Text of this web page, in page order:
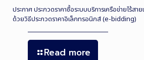
ประกาศ ประกวดราคาซื้อระบบบริการเครือข่ายไร้สา
ด้วยวิธีประกวดราคาอิเล็กทรอนิกส์ (e-bidding)
Read more